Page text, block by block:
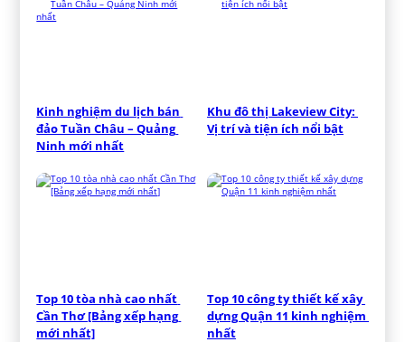
Kinh nghiệm du lịch bán
đảo Tuần Châu – Quảng
Ninh mới nhất
Khu đô thị Lakeview City:
Vị trí và tiện ích nổi bật
Top 10 tòa nhà cao nhất
Cần Thơ [Bảng xếp hạng
mới nhất]
Top 10 công ty thiết kế xây
dựng Quận 11 kinh nghiệm
nhất